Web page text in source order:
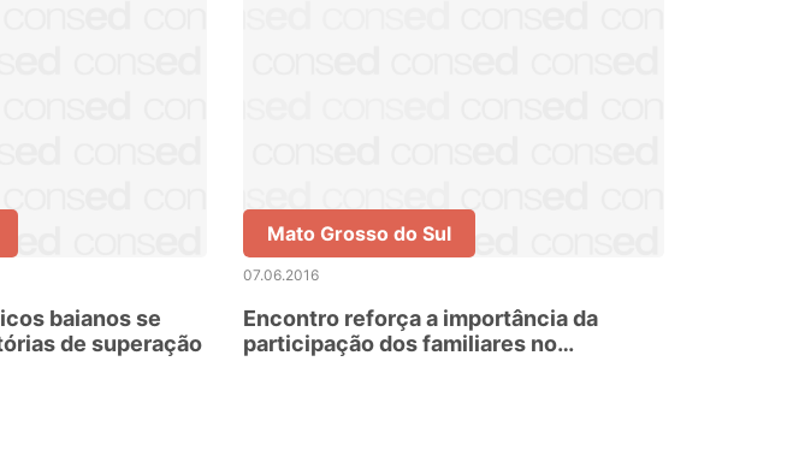
baianos se
de superação
Mato Grosso do Sul
07.06.2016
Encontro reforça a importância da
participação dos familiares no